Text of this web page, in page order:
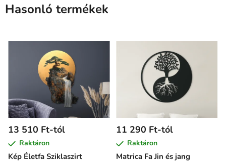
Hasonló termékek
Kép Életfa Sziklaszirt
13 510 Ft-tól
Raktáron
Matrica Fa Jin és jang
11 290 Ft-tól
Raktáron